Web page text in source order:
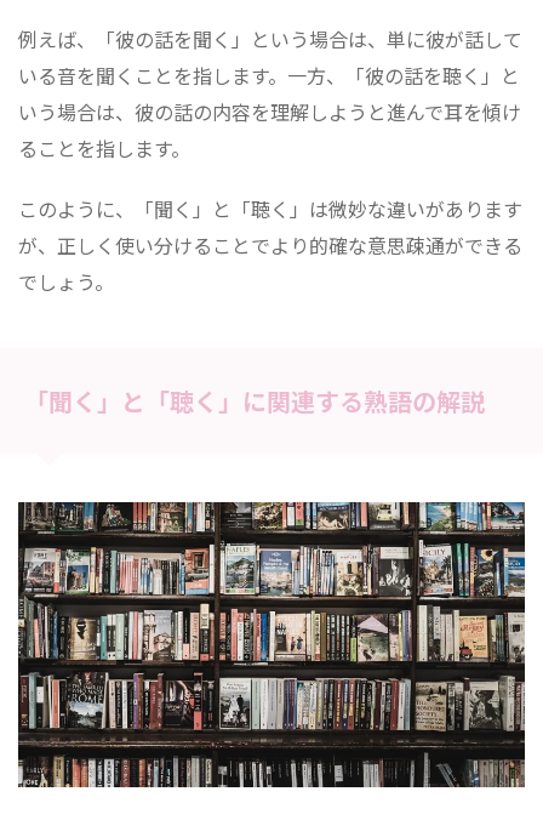
例えば、「彼の話を聞く」という場合は、単に彼が話して
いる音を聞くことを指します。一方、「彼の話を聴く」と
いう場合は、彼の話の内容を理解しようと進んで耳を傾け
ることを指します。
このように、「聞く」と「聴く」は微妙な違いがあります
が、正しく使い分けることでより的確な意思疎通ができる
でしょう。
「聞く」と「聴く」に関連する熟語の解説